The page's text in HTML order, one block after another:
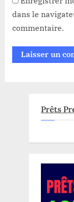
dans le
commentaire.
Prêts